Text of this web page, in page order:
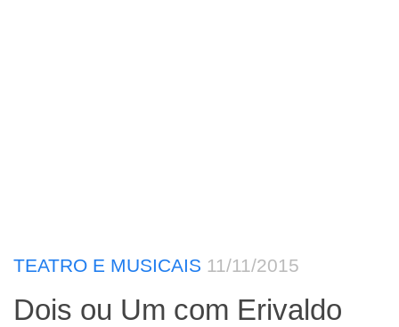
TEATRO E MUSICAIS 11/11/2015
Dois ou Um com Erivaldo